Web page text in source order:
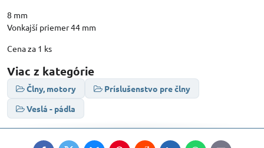
8 mm
Vonkajší priemer 44 mm
Cena za 1 ks
Viac z kategórie
Člny, motory
Príslušenstvo pre člny
Veslá - pádla